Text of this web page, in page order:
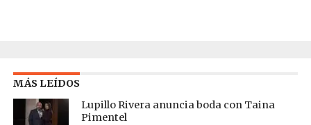
MÁS LEÍDOS
Lupillo Rivera anuncia boda con Taina
Pimentel